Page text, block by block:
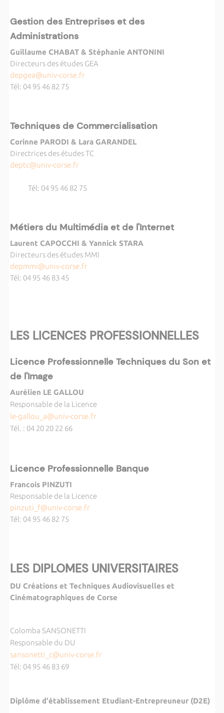
Gestion des Entreprises et des
Administrations
Guillaume CHABAT & Stéphanie ANTONINI
Directeurs des études GEA
depgea@univ-corse.fr
Tél: 04 95 46 82 75
Techniques de Commercialisation
Corinne PARODI & Lara GARANDEL
Directrices des études TC
deptc@univ-corse.fr
Tél: 04 95 46 82 75
Métiers du Multimédia et de l'Internet
Laurent CAPOCCHI & Yannick STARA
Directeurs des études MMI
depmmi@univ-corse.fr
Tél: 04 95 46 83 45
LES LICENCES PROFESSIONNELLES
Licence Professionnelle Techniques du Son et
de l'Image
Aurélien LE GALLOU
Responsable de la Licence
le-gallou_a@univ-corse.fr
Tél. : 04 20 20 22 66
Licence Professionnelle Banque
Francois PINZUTI
Responsable de la Licence
pinzuti_f@univ-corse.fr
Tél: 04 95 46 82 75
LES DIPLOMES UNIVERSITAIRES
DU Créations et Techniques Audiovisuelles et
Cinématographiques de Corse
Colomba SANSONETTI
Responsable du DU
sansonetti_c@univ-corse.fr
Tél: 04 95 46 83 69
Diplôme d'établissement Etudiant-Entrepreuneur (D2E)